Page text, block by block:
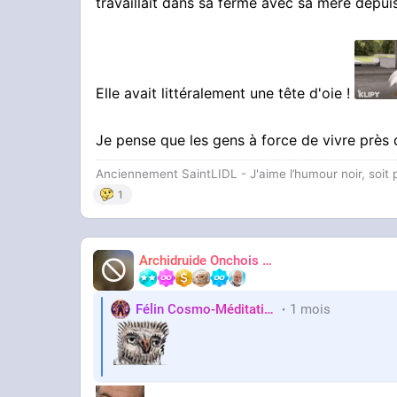
permettent de déduire le caractère—
analogique du cosmos typique de la
La postérité de la physiognomonie
-Johann Lavater(Physiognomische
destiné à la lecture morale du visage.
-Balzac
faisant de chaque visage un "paysage
- Plus problématiquement ( :Hitlernez: ),
correspondance forme/caractère en outil
Elle avait littéralement une tête d'oie !
Je pense que les gens à force de vivre
Anciennement SaintLIDL - J'aime l’humour noir, soit
1
Archidruide Onchois
🍀️🌩️🐻️
Félin Cosmo-Méditatif 站桩 Orteils
1 mois